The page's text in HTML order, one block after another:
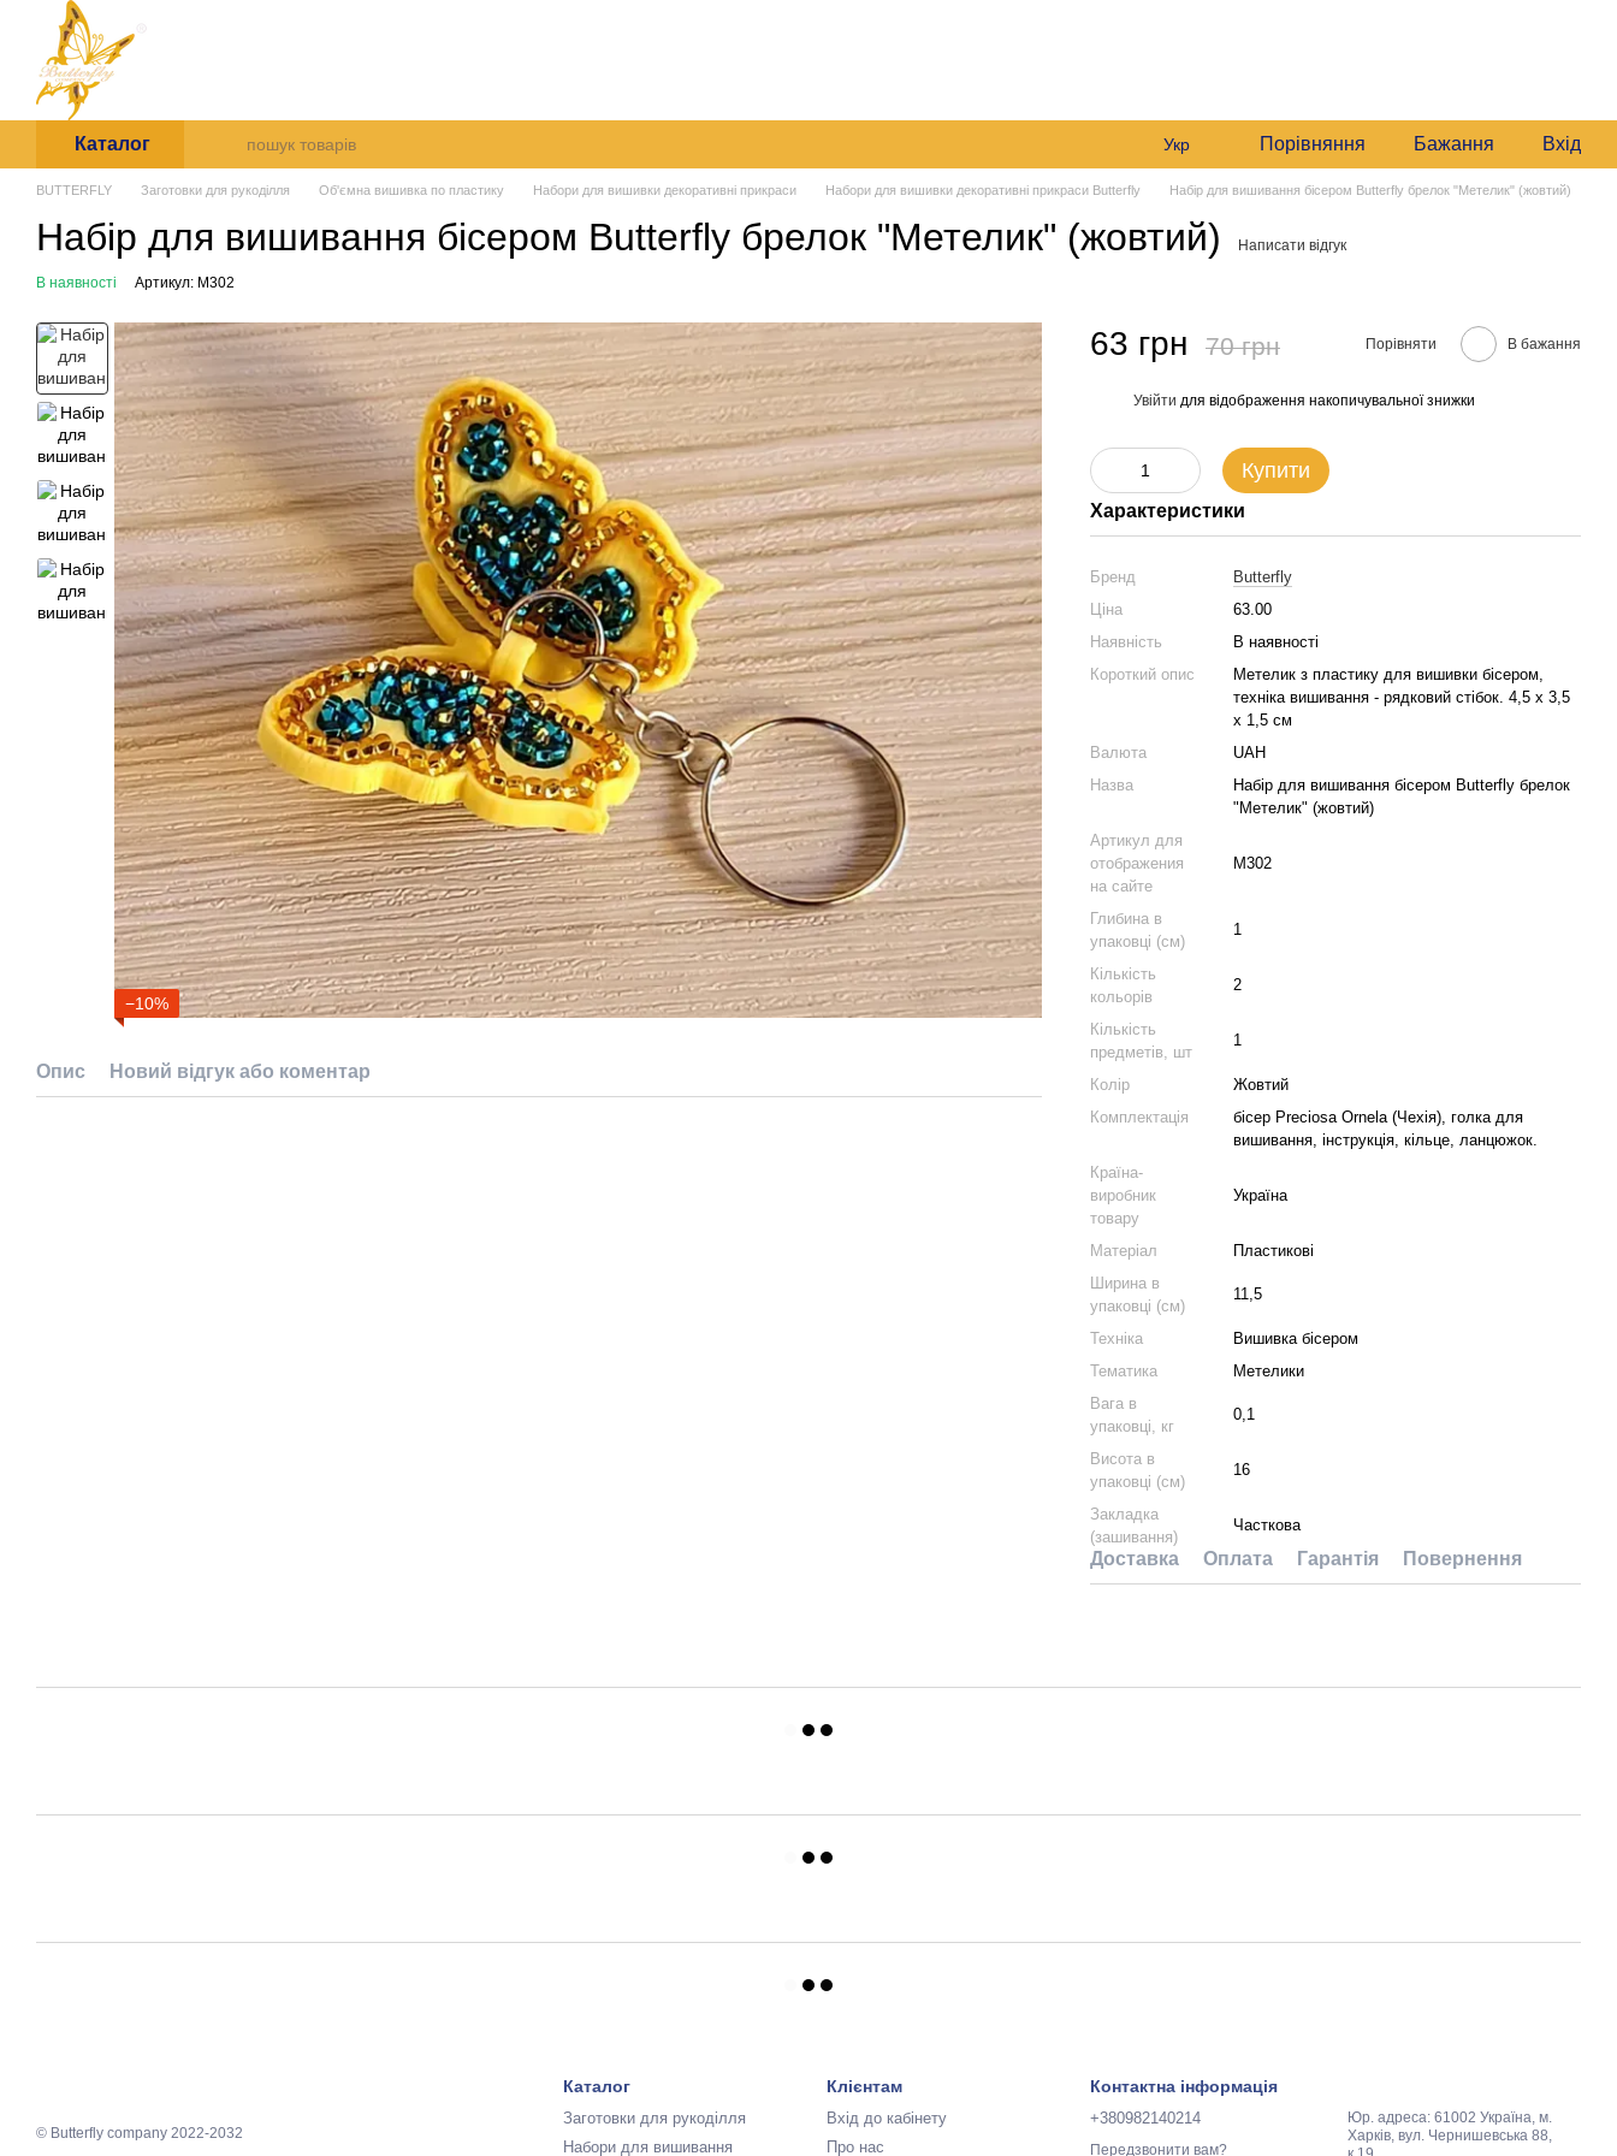
Перейти до основного контенту
Каталог Укр Порівняння Бажання Вхід
BUTTERFLY Заготовки для рукоділля Об'ємна вишивка по пластику Набори для вишивки декоративні прикраси Набори для вишивки декоративні прикраси Butterfly Набір для вишивання бісером Butterfly брелок "Метелик" (жовтий)
Набір для вишивання бісером Butterfly брелок "Метелик" (жовтий) Написати відгук
В наявності Артикул: М302
−10%
Опис Новий відгук або коментар
63 грн 70 грн Порівняти В бажання
Увійти для відображення накопичувальної знижки
Купити
Характеристики
Бренд
Butterfly
Ціна
63.00
Наявність
В наявності
Короткий опис
Метелик з пластику для вишивки бісером,
техніка вишивання - рядковий стібок. 4,5 х 3,5
х 1,5 см
Валюта
UAH
Назва
Набір для вишивання бісером Butterfly брелок
"Метелик" (жовтий)
Артикул для
отображения
на сайте
М302
Глибина в
упаковці (см)
1
Кількість
кольорів
2
Кількість
предметів, шт
1
Колір
Жовтий
Комплектація
бісер Preciosa Ornela (Чехія), голка для
вишивання, інструкція, кільце, ланцюжок.
Країна-
виробник
товару
Україна
Матеріал
Пластикові
Ширина в
упаковці (см)
11,5
Техніка
Вишивка бісером
Тематика
Метелики
Вага в
упаковці, кг
0,1
Висота в
упаковці (см)
16
Закладка
(зашивання)
Часткова
Доставка Оплата Гарантія Повернення
© Butterfly company 2022-2032
Каталог
Заготовки для рукоділля
Набори для вишивання
Клієнтам
Вхід до кабінету
Про нас
Контактна інформація
+380982140214
Передзвонити вам?
Юр. адреса: 61002 Україна, м.
Харків, вул. Чернишевська 88,